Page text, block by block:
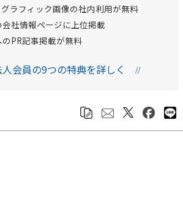
ラフィック画像の社内利用が無料
会社情報ページに上位掲載
のPR記事掲載が無料
会員の9つの特典を詳しく //